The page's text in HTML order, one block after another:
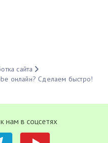
сайта
онлайн? Сделаем быстро!
нам в соцсетях